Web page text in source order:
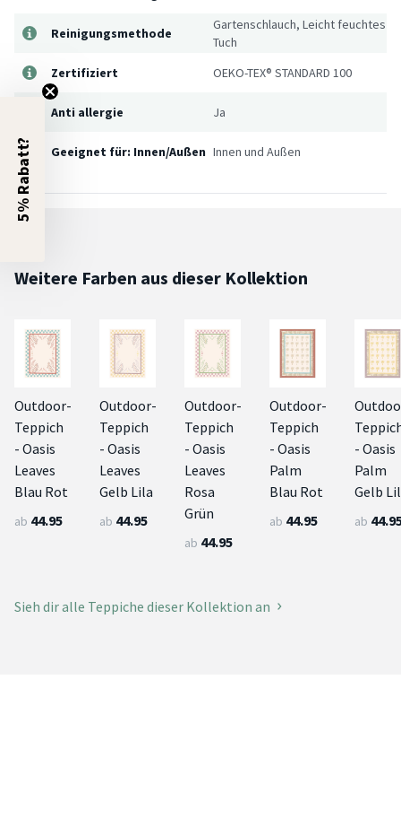
Reinigungsmethode
Gartenschlauch, Leicht feuchtes
Tuch
Zertifiziert
OEKO-TEX® STANDARD 100
Anti allergie Ja
Geeignet für: Innen/Außen Innen und Außen
Weitere Farben aus dieser Kollektion
Outdoor-
Teppich
- Oasis
Leaves
Blau Rot
ab 44.95
Outdoor-
Teppich
- Oasis
Leaves
Gelb Lila
ab 44.95
Outdoor-
Teppich
- Oasis
Leaves
Rosa
Grün
ab 44.95
Outdoor-
Teppich
- Oasis
Palm
Blau Rot
ab 44.95
- Oasis
Palm
Gelb
ab
Sieh dir alle Teppiche dieser Kollektion an
5% Rabatt?